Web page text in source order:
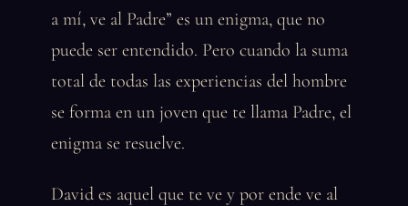
a mí, ve al Padre” es un enigma, que no
puede ser entendido. Pero cuando la suma
total de todas las experiencias del hombre
se forma en un joven que te llama Padre, el
enigma se resuelve.
David es aquel que te ve y por ende ve al